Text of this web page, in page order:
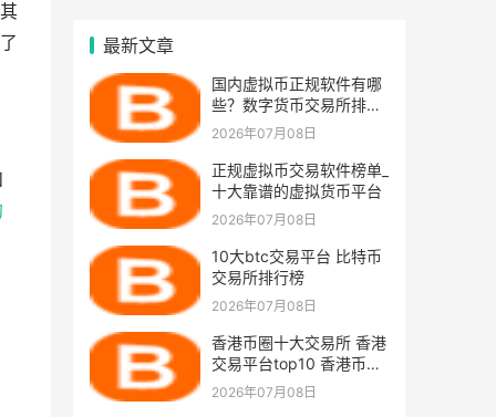
最新文章
国内虚拟币正规软件有哪
些？数字货币交易所排行
榜
2026年07月08日
正规虚拟币交易软件榜单_
十大靠谱的虚拟货币平台
2026年07月08日
10大btc交易平台 比特币
交易所排行榜
2026年07月08日
香港币圈十大交易所 香港
交易平台top10 香港币圈
交易所排名
2026年07月08日